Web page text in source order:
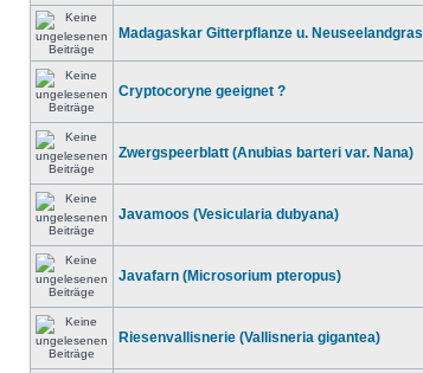
Madagaskar Gitterpflanze u. Neuseelandgras
Cryptocoryne geeignet ?
Zwergspeerblatt (Anubias barteri var. Nana)
Javamoos (Vesicularia dubyana)
Javafarn (Microsorium pteropus)
Riesenvallisnerie (Vallisneria gigantea)